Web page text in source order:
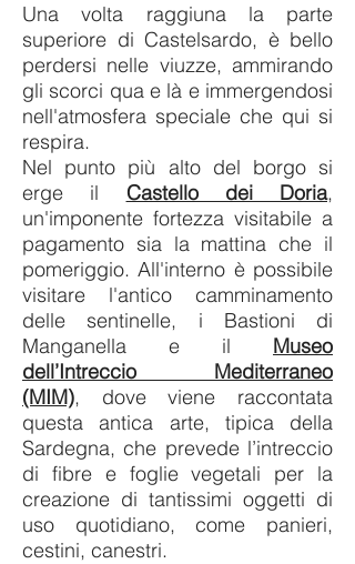
Una volta raggiuna la parte
superiore di Castelsardo, è bello
perdersi nelle viuzze, ammirando
gli scorci qua e là e immergendosi
nell'atmosfera speciale che qui si
respira.
Nel punto più alto del borgo si
erge il Castello dei Doria,
un'imponente fortezza visitabile a
pagamento sia la mattina che il
pomeriggio. All'interno è possibile
visitare l'antico camminamento
delle sentinelle, i Bastioni di
Manganella e il Museo
dell’Intreccio Mediterraneo
(MIM), dove viene raccontata
questa antica arte, tipica della
Sardegna, che prevede l’intreccio
di fibre e foglie vegetali per la
creazione di tantissimi oggetti di
uso quotidiano, come panieri,
cestini, canestri.